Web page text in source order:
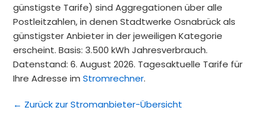
günstigste Tarife) sind Aggregationen über alle
Postleitzahlen, in denen Stadtwerke Osnabrück als
günstigster Anbieter in der jeweiligen Kategorie
erscheint. Basis: 3.500 kWh Jahresverbrauch.
Datenstand: 6. August 2026. Tagesaktuelle Tarife für
Ihre Adresse imStromrechner.
← Zurück zur Stromanbieter-Übersicht